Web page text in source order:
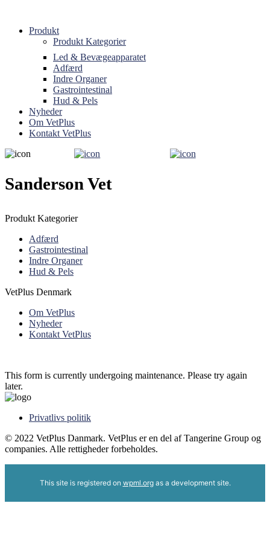
Produkt
Produkt Kategorier
Led & Bevægeapparatet
Adfærd
Indre Organer
Gastrointestinal
Hud & Pels
Nyheder
Om VetPlus
Kontakt VetPlus
Sanderson Vet
Produkt Kategorier
Adfærd
Gastrointestinal
Indre Organer
Hud & Pels
VetPlus Denmark
Om VetPlus
Nyheder
Kontakt VetPlus
This form is currently undergoing maintenance. Please try again
later.
Privatlivs politik
© 2022 VetPlus Danmark. VetPlus er en del af Tangerine Group og
companies. Alle rettigheder forbeholdes.
This site is registered on wpml.orgas a development site.